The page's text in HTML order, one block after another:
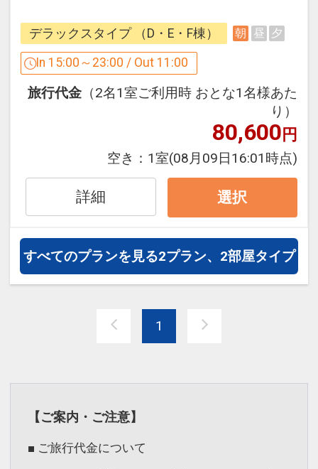
ス直営5ホテルのチェックアウト日まで
が対象です。
※詳しい内容については、ハウステンボ
ス公式ホームページにてご確認くださ
※予告なく変更・廃止とさせていただく
設定期間：2026年4月8日～2027年3月
インターネットコース番号：DP-2-
200000044660
【ご朝食】
お好みのサンドイッチやバーガーなどを
お選びいただき、レストランやお部屋な
どお好きな場所でお楽しみいただけま
す。
・アーリーパークイン
・翌日パスポート付き
・宿泊者専用駐車場利用（※敷地内時間
貸駐車場は有料）
※チェックイン日（初回ご入場）のハウ
ステンボスのパスポートは別途ご購入く
※チェックイン日（初回ご入場）のパス
ポートをご提示で、翌日パスポートをフ
ロントにてお渡しします。添い寝のお子
初回ご入場のパスポートをお持ちでない
場合は、対象外です。
なお、翌日パスポートは、ハウステンボ
ス直営5ホテルのチェックアウト日まで
デラックスタイプ （D・E・F棟） 朝 昼 夕
In 15:00～23:00 / Out 11:00
旅行代金 （2名1室ご利用時 おとな1名様あた
り）
80,600円
空き： 1室(08月09日16:01時点)
詳細 選択
すべてのプランを見る2プラン、2部屋タイプ
1
【ご案内・ご注意】
■ ご旅行代金について